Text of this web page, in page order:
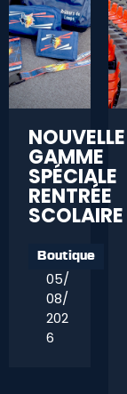
NOUVELLE
GAMME
SPÉCIALE
RENTRÉE
SCOLAIRE
Boutique
05/
08/
202
6